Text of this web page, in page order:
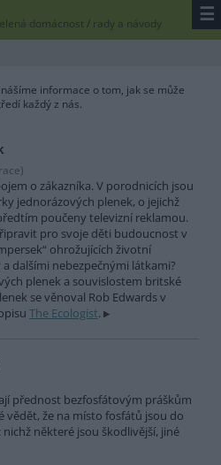
domácnost/ rady a návody ☰
informace o tom, jak se může
každý z nás.
)
o zákazníka. V porodnicích jsou
jednorázových plenek, o jejichž
poučeny televizní reklamou.
pro svoje děti budoucnost v
ohrožujících životní
dalšími nebezpečnými látkami?
plenek a souvislostem britské
se věnoval Rob Edwards v
The Ecologist.
přednost bezfosfátovým práškům
vědět, že na místo fosfátů jsou do
některé jsou škodlivější, jiné